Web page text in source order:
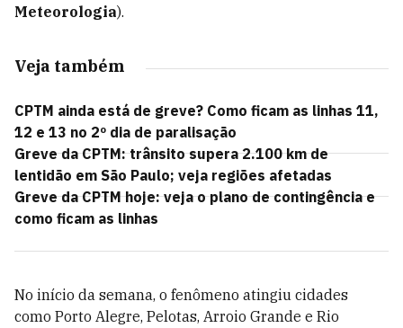
Meteorologia).
Veja também
CPTM ainda está de greve? Como ficam as linhas 11,
12 e 13 no 2º dia de paralisação
Greve da CPTM: trânsito supera 2.100 km de
lentidão em São Paulo; veja regiões afetadas
Greve da CPTM hoje: veja o plano de contingência e
como ficam as linhas
No início da semana, o fenômeno atingiu cidades
como Porto Alegre, Pelotas, Arroio Grande e Rio